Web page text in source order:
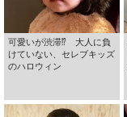
可愛いが渋滞⁉ 大人に負
けていない、セレブキッズ
のハロウィン